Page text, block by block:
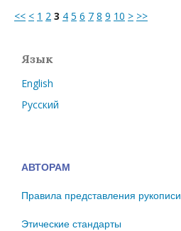
<< < 1 2 3 4 5 6 7 8 9 10 > >>
Язык
English
Русский
АВТОРАМ
Правила представления рукописи
Этические стандарты